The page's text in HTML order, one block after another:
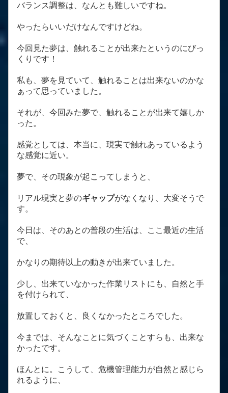
バランス調整は、なんとも難しいですね。
やったらいいだけなんですけどね。
今回見た夢は、触れることが出来たというのにびっ
くりです！
私も、夢を見ていて、触れることは出来ないのかな
ぁって思っていました。
それが、今回みた夢で、触れることが出来て嬉しか
った。
感覚としては、本当に、現実で触れあっているよう
な感覚に近い。
夢で、その現象が起こってしまうと、
リアル現実と夢のギャップがなくなり、大変そうで
す。
今日は、そのあとの普段の生活は、ここ最近の生活
で、
かなりの期待以上の動きが出来ていました。
少し、出来ていなかった作業リストにも、自然と手
を付けられて、
放置しておくと、良くなかったところでした。
今までは、そんなことに気づくことすらも、出来な
かったです。
ほんとに。こうして、危機管理能力が自然と感じら
れるように、